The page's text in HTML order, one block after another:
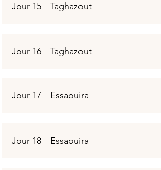
Jour 15 Taghazout
Jour 16 Taghazout
Jour 17 Essaouira
Jour 18 Essaouira